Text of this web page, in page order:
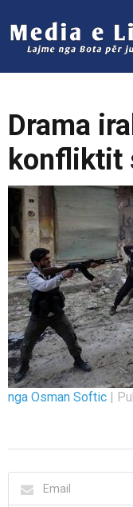
Drama
konfliktit
nga Osman Softic |
Email